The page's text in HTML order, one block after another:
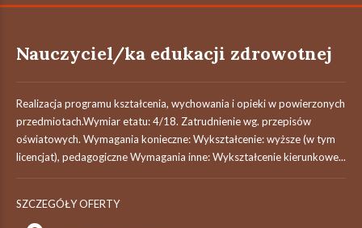
Nauczyciel/ka edukacji zdrowotnej
Realizacja programu kształcenia, wychowania i opieki w powierzonych
przedmiotach.Wymiar etatu: 4/18. Zatrudnienie wg. przepisów
oświatowych. Wymagania konieczne: Wykształcenie: wyższe (w tym
licencjat), pedagogiczne Wymagania inne: Wykształcenie kierunkowe...
SZCZEGÓŁY OFERTY